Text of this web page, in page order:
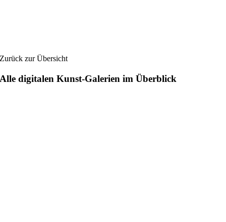
Zurück zur Übersicht
Alle digitalen Kunst-Galerien im Überblick